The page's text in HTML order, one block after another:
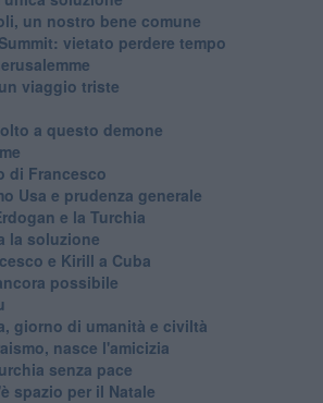
un nostro bene comune
vietato perdere tempo
viaggio triste
a questo demone
di Francesco
Usa e prudenza generale
e la Turchia
la soluzione
e Kirill a Cuba
possibile
giorno di umanità e civiltà
nasce l'amicizia
senza pace
spazio per il Natale